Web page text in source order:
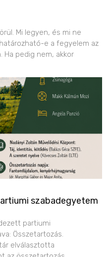
Mi legyen, és mi ne
e a fegyelem az
Ha pedig nem, akkor
szabadegyetem
partiumi
Összetartozás.
elválasztotta